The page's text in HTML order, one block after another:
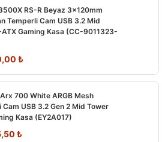
RS-R Beyaz 3x120mm
Temperli Cam USB 3.2 Mid
Gaming Kasa (CC-9011323-
₺
700 White ARGB Mesh
Cam USB 3.2 Gen 2 Mid Tower
Kasa (EY2A017)
₺